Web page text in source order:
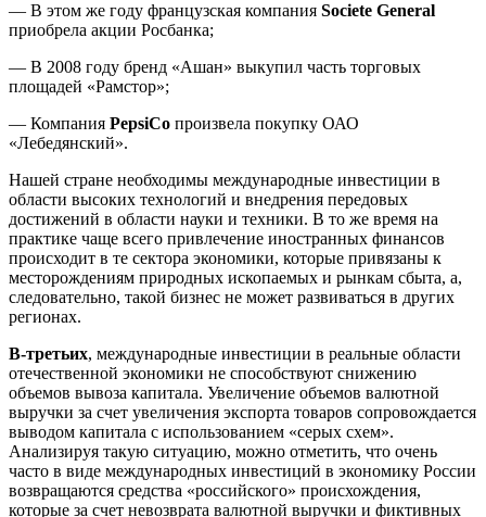
— В этом же году французская компания Societe General
приобрела акции Росбанка;
— В 2008 году бренд «Ашан» выкупил часть торговых
площадей «Рамстор»;
— Компания PepsiCo произвела покупку ОАО
«Лебедянский».
Нашей стране необходимы международные инвестиции в
области высоких технологий и внедрения передовых
достижений в области науки и техники. В то же время на
практике чаще всего привлечение иностранных финансов
происходит в те сектора экономики, которые привязаны к
месторождениям природных ископаемых и рынкам сбыта, а,
следовательно, такой бизнес не может развиваться в других
регионах.
В-третьих, международные инвестиции в реальные области
отечественной экономики не способствуют снижению
объемов вывоза капитала. Увеличение объемов валютной
выручки за счет увеличения экспорта товаров сопровождается
выводом капитала с использованием «серых схем».
Анализируя такую ситуацию, можно отметить, что очень
часто в виде международных инвестиций в экономику России
возвращаются средства «российского» происхождения,
которые за счет невозврата валютной выручки и фиктивных